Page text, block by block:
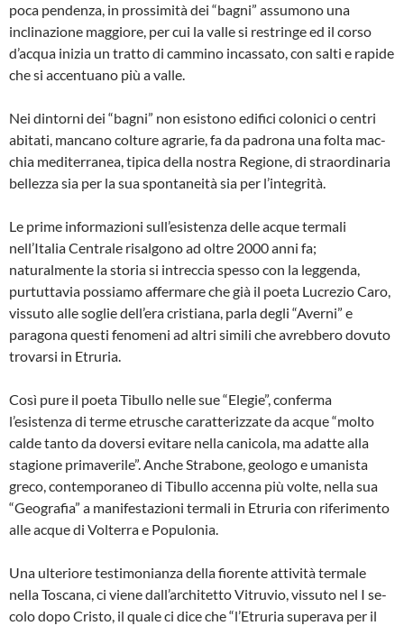
poca pendenza, in prossimità dei “bagni” assumono una
inclinazione mag­giore, per cui la valle si restringe ed il cor­so
d’acqua inizia un tratto di cammino in­cassato, con salti e rapide
che si accen­tuano più a valle.
Nei dintorni dei “bagni” non esistono edi­fici colonici o centri
abitati, mancano col­ture agrarie, fa da padrona una folta mac­
chia mediterranea, tipica della nostra Re­gione, di straordinaria
bellezza sia per la sua spontaneità sia per l’integrità.
Le prime informazioni sull’esistenza del­le acque termali
nell’Italia Centrale risalgono ad oltre 2000 anni fa;
naturalmente la storia si intreccia spesso con la leggen­da,
purtuttavia possiamo affermare che già il poeta Lucrezio Caro,
vissuto alle so­glie dell’era cristiana, parla degli “Aver­ni” e
paragona questi fenomeni ad altri simili che avrebbero dovuto
trovarsi in Etruria.
Così pure il poeta Tibullo nelle sue “Ele­gie”, conferma
l’esistenza di terme etrusche caratterizzate da acque “molto
cal­de tanto da doversi evitare nella canico­la, ma adatte alla
stagione primaverile”. Anche Strabone, geologo e umanista
gre­co, contemporaneo di Tibullo accenna più volte, nella sua
“Geografia” a manifesta­zioni termali in Etruria con riferimento
al­le acque di Volterra e Populonia.
Una ulteriore testimonianza della fioren­te attività termale
nella Toscana, ci vie­ne dall’architetto Vitruvio, vissuto nel I se­
colo dopo Cristo, il quale ci dice che “l’Etruria superava per il